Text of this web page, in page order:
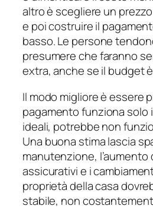
altro è scegliere un
e poi costruire il
basso. Le persone
presumere che faranno
extra, anche se il budget
Il modo migliore è essere
pagamento funziona solo
ideali, potrebbe non
Una buona stima lascia
manutenzione, l’aumento
assicurativi e i
proprietà della casa
stabile, non